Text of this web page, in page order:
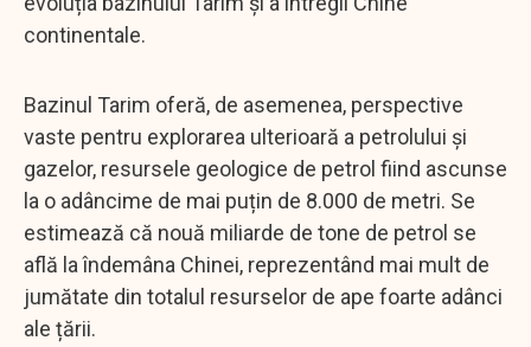
continentale.
Bazinul Tarim oferă, de asemenea, perspective
vaste pentru explorarea ulterioară a petrolului și
gazelor, resursele geologice de petrol fiind ascunse
la o adâncime de mai puțin de 8.000 de metri. Se
estimează că nouă miliarde de tone de petrol se
află la îndemâna Chinei, reprezentând mai mult de
jumătate din totalul resurselor de ape foarte adânci
ale țării.